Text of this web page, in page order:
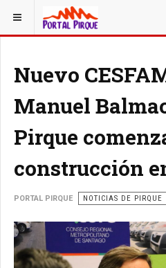
ESTÁ AQUÍ: NOTICIAS
Nuevo
Manuel
Pirque
construcción
PORTAL PIRQUE NOTICIAS DE PIRQUE